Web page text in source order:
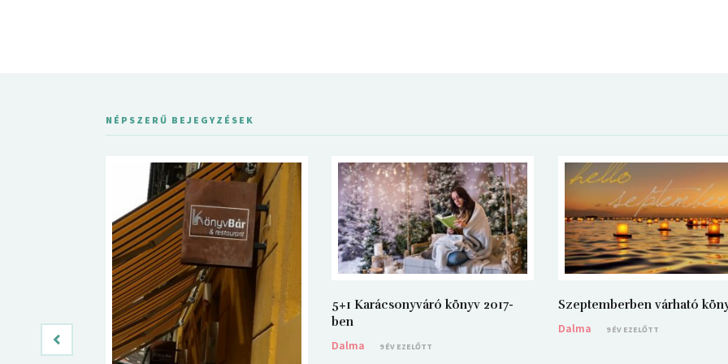
NÉPSZERŰ BEJEGYZÉSEK
5+1 Karácsonyváró könyv 2017-
ben
Dalma
9 ÉV EZELŐTT
Szeptemberben várható
Dalma
9 ÉV EZELŐTT